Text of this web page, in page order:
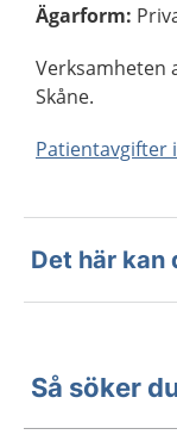
Ägarform:
Verksamheten
Skåne.
Patientavgifter
Det här kan
Så söker